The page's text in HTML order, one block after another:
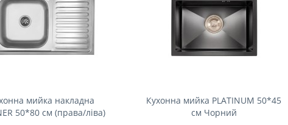
мийка накладна
50*80 см (права/ліва)
Кухонна мийка PLATINUM 50*45
см Чорний